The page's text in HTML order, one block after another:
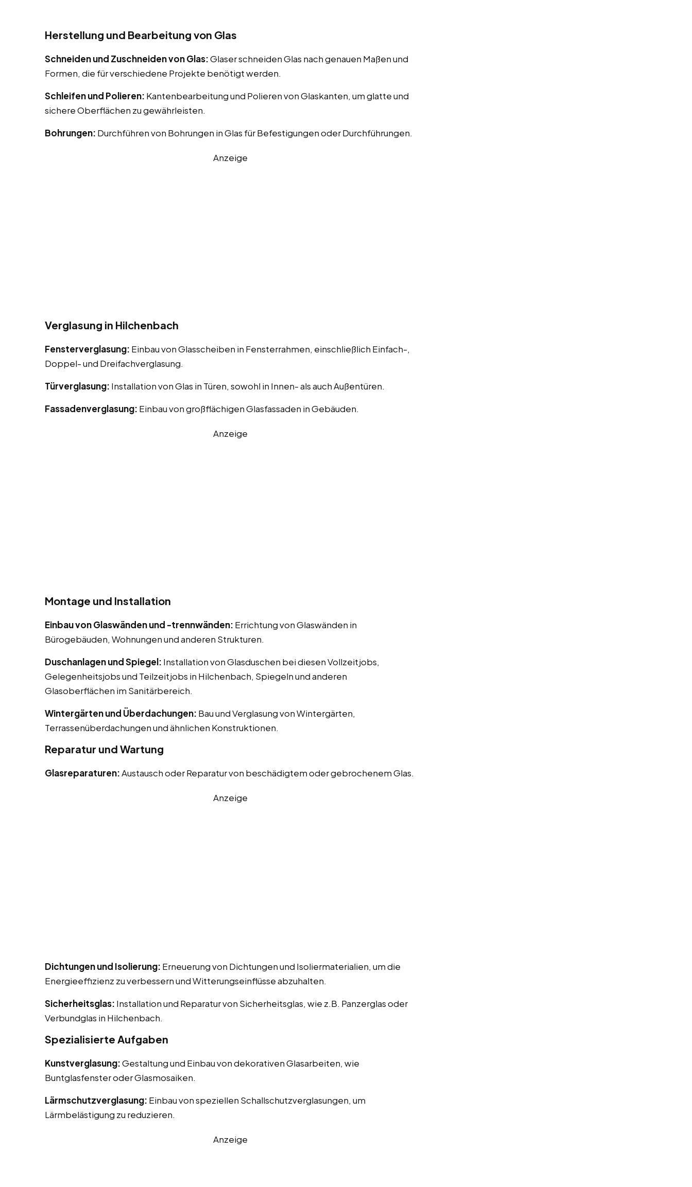
Herstellung und Bearbeitung von Glas
Schneiden und Zuschneiden von Glas:Glaser schneiden Glas nach genauen Maßen und
Formen, die für verschiedene Projekte benötigt werden.
Schleifen und Polieren: Kantenbearbeitung und Polieren von Glaskanten, um glatte und
sichere Oberflächen zu gewährleisten.
Bohrungen: Durchführen von Bohrungen in Glas für Befestigungen oder Durchführungen.
Anzeige
Verglasung in Hilchenbach
Fensterverglasung: Einbau von Glasscheiben in Fensterrahmen, einschließlich Einfach-,
Doppel- und Dreifachverglasung.
Türverglasung: Installation von Glas in Türen, sowohl in Innen- als auch Außentüren.
Fassadenverglasung: Einbau von großflächigen Glasfassaden in Gebäuden.
Anzeige
Montage und Installation
Einbau von Glaswänden und -trennwänden: Errichtung von Glaswänden in
Bürogebäuden, Wohnungen und anderen Strukturen.
Duschanlagen und Spiegel: Installation von Glasduschen bei diesen Vollzeitjobs,
Gelegenheitsjobs und Teilzeitjobs in Hilchenbach, Spiegeln und anderen
Glasoberflächen im Sanitärbereich.
Wintergärten und Überdachungen: Bau und Verglasung von Wintergärten,
Terrassenüberdachungen und ähnlichen Konstruktionen.
Reparatur und Wartung
Glasreparaturen:Austausch oder Reparatur von beschädigtem oder gebrochenem Glas.
Anzeige
Dichtungen und Isolierung: Erneuerung von Dichtungen und Isoliermaterialien, um die
Energieeffizienz zu verbessern und Witterungseinflüsse abzuhalten.
Sicherheitsglas: Installation und Reparatur von Sicherheitsglas, wie z.B. Panzerglas oder
Verbundglas in Hilchenbach.
Spezialisierte Aufgaben
Kunstverglasung:Gestaltung und Einbau von dekorativen Glasarbeiten, wie
Buntglasfenster oder Glasmosaiken.
Lärmschutzverglasung: Einbau von speziellen Schallschutzverglasungen, um
Lärmbelästigung zu reduzieren.
Anzeige